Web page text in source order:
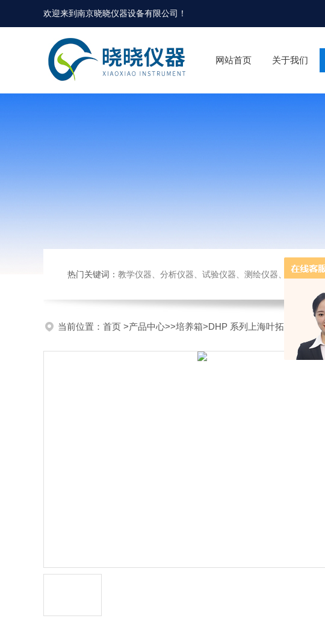
欢迎来到南京晓晓仪器设备有限公司 ！
网站首页 关于我们
热门关键词： 教学仪器、分析仪器、试验仪器、测绘仪器、玻璃仪器、水质测
当前位置： 首页 >产品中心>>培养箱>DHP 系列上海叶拓电热恒温